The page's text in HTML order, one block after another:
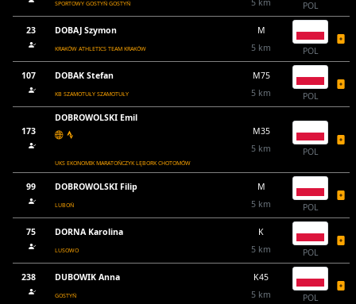
SPORTOWY GOSTYŃ GOSTYŃ 5 km POL
23 DOBAJ Szymon
KRAKÓW ATHLETICS TEAM KRAKÓW
M
5 km
POL
107 DOBAK Stefan
KB SZAMOTUŁY SZAMOTUŁY
M75
5 km
POL
173
DOBROWOLSKI Emil
UKS EKONOMIK MARATOŃCZYK LĘBORK CHOTOMÓW
M35
5 km
POL
99 DOBROWOLSKI Filip
LUBOŃ
M
5 km
POL
75 DORNA Karolina
LUSOWO
K
5 km
POL
238 DUBOWIK Anna
GOSTYŃ
K45
5 km
POL